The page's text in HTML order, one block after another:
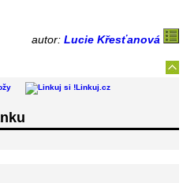
autor: Lucie Křesťanová
Linkuj.cz